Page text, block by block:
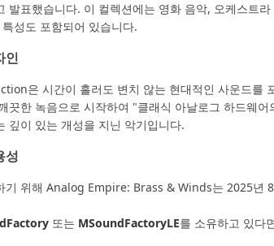
발표했습니다. 이 컬렉션에는 영화 음악, 오케스트
성도 포함되어 있습니다.
인
은 시간이 흘러도 변치 않는 현대적인 사운드를
끗한 녹음으로 시작하여 "클래식 아날로그 하드웨
깊이 있는 개성을 지닌 악기입니다.
성
기 위해 Analog Empire: Brass & Winds는 2025년
또는 MSoundFactoryLE를 소유하고 있다